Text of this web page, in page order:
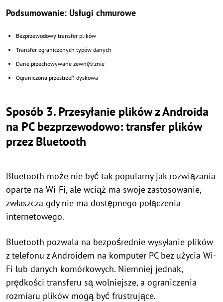
Podsumowanie: Usługi chmurowe
Bezprzewodowy transfer plików
Transfer ograniczonych typów danych
Dane przechowywane zewnętrznie
Ograniczona przestrzeń dyskowa
Sposób 3. Przesyłanie plików z Androida
na PC bezprzewodowo: transfer plików
przez Bluetooth
Bluetooth może nie być tak popularny jak rozwiązania
oparte na Wi-Fi, ale wciąż ma swoje zastosowanie,
zwłaszcza gdy nie ma dostępnego połączenia
internetowego.
Bluetooth pozwala na bezpośrednie wysyłanie plików
z telefonu z Androidem na komputer PC bez użycia Wi-
Fi lub danych komórkowych. Niemniej jednak,
prędkości transferu są wolniejsze, a ograniczenia
rozmiaru plików mogą być frustrujące.